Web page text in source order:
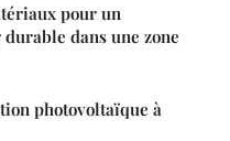
pour un
dans une zone
photovoltaïque à